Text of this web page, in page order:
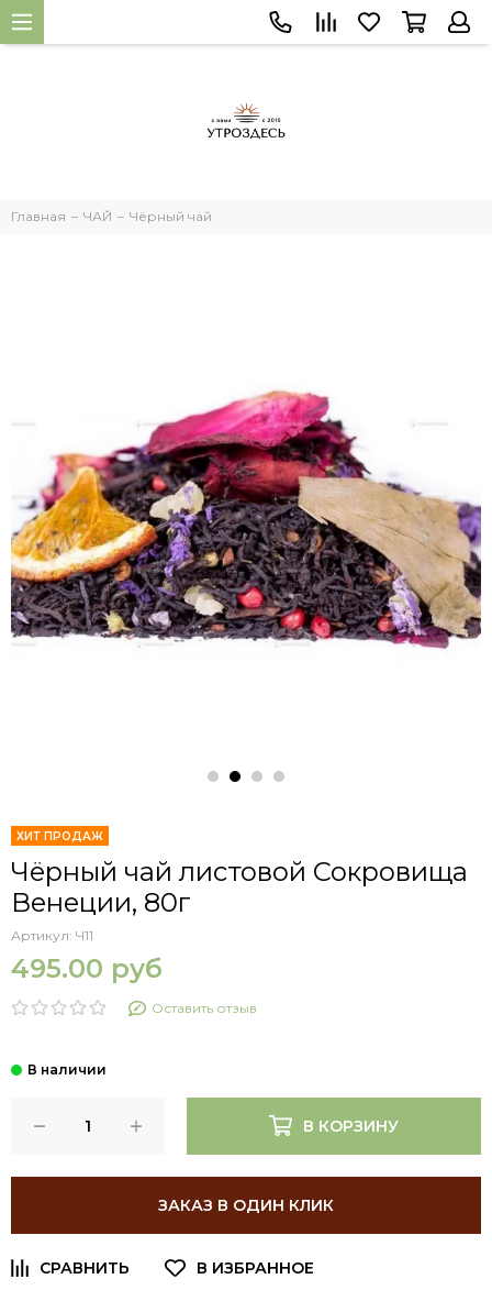
Главная ЧАЙ Чёрный чай
ХИТ ПРОДАЖ
Чёрный чай листовой Сокровища
Венеции, 80г
Артикул: Ч11
495.00 руб
Оставить отзыв
В КОРЗИНУ
ЗАКАЗ В ОДИН КЛИК